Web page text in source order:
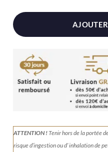
ATTENTION !Tenirhors de la portée
risque d’ingestion ou d’ inhalation de